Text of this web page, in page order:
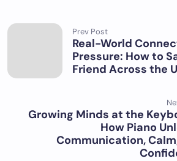
Prev Post
Real-World
Pressure: How to
Friend Across the
Growing Minds at the
How Piano
Communication,